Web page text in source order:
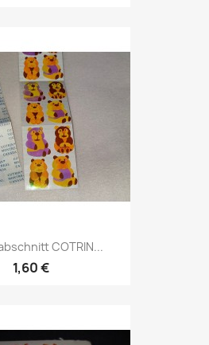
COTRIN...
1,60 €